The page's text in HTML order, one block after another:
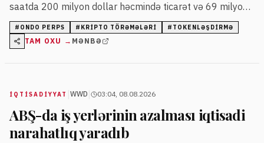
saatda 200 milyon dollar həcmində ticarət və 69 milyon
dollar açıq mövqeyə malikdir.
# ONDO PERPS # KRIPTO TÖRƏMƏLƏRI # TOKENLƏŞDIRMƏ
TAM OXU → MƏNBƏ
İQTISADIYYAT WWD 03:04, 08.08.2026
ABŞ-da iş yerlərinin azalması iqtisadi
narahatlıq yaradıb